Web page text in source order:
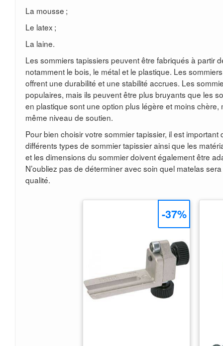
La mousse ;
Le latex ;
La laine.
Les sommiers tapissiers peuvent être fabriqués à partir
notamment le bois, le métal et le plastique. Les
offrent une durabilité et une stabilité accrues. Les
populaires, mais ils peuvent être plus bruyants que les
en plastique sont une option plus légère et moins chère,
même niveau de soutien.
Pour bien choisir votre sommier tapissier, il est
différents types de sommier tapissier ainsi que les
et les dimensions du sommier doivent également être
N’oubliez pas de déterminer avec soin quel matelas
qualité.
-37%